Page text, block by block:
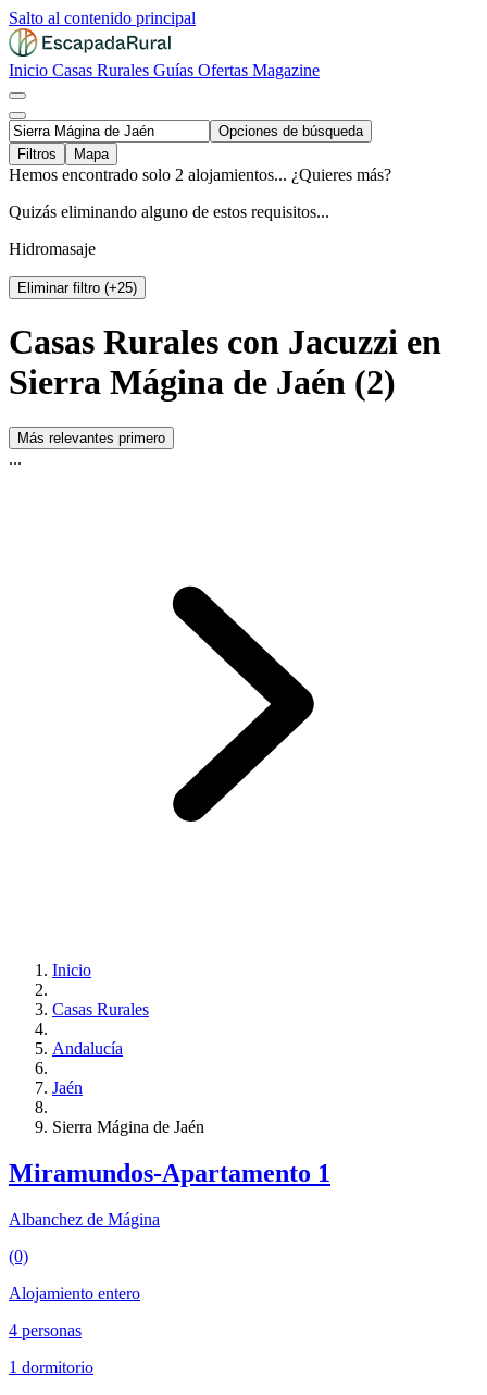
Salto al contenido principal
Inicio Casas Rurales Guías Ofertas Magazine
Opciones de búsqueda
Filtros
Mapa
Hemos encontrado solo 2 alojamientos... ¿Quieres más?
Quizás eliminando alguno de estos requisitos...
Hidromasaje
Eliminar filtro (+25)
Casas Rurales con Jacuzzi en
Sierra Mágina de Jaén (2)
Más relevantes primero
...
Inicio
Casas Rurales
Andalucía
Jaén
Sierra Mágina de Jaén
Miramundos-Apartamento 1
Albanchez de Mágina
(0)
Alojamiento entero
4 personas
1 dormitorio